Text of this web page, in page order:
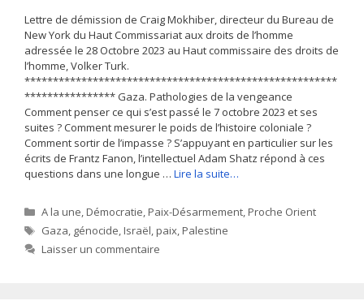
Lettre de démission de Craig Mokhiber, directeur du Bureau de
New York du Haut Commissariat aux droits de l’homme
adressée le 28 Octobre 2023 au Haut commissaire des droits de
l’homme, Volker Turk.
*******************************************************
**************** Gaza. Pathologies de la vengeance
Comment penser ce qui s’est passé le 7 octobre 2023 et ses
suites ? Comment mesurer le poids de l’histoire coloniale ?
Comment sortir de l’impasse ? S’appuyant en particulier sur les
écrits de Frantz Fanon, l’intellectuel Adam Shatz répond à ces
questions dans une longue … Lire la suite…
Catégories
A la une,Démocratie,Paix-Désarmement,Proche Orient
Étiquettes
Gaza, génocide,Israël,paix,Palestine
Laisser un commentaire